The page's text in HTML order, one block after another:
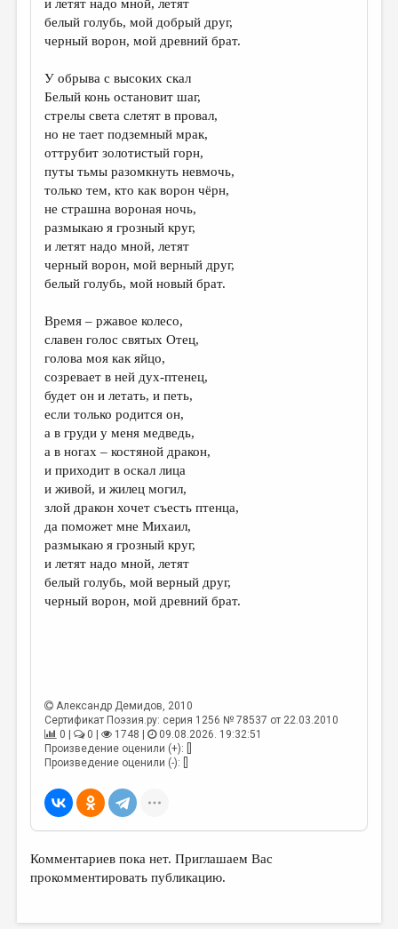
ПЕРЕВОДЫ
ДЕТСКАЯ КОМНАТА
КНИЖНАЯ ПОЛКА
ОБЗОР ЛИТЕРАТУРЫ
СТРАНИЦЫ ПАМЯТИ
ОБЪЯВЛЕНИЯ
КОЛОНКА РЕДАКТОРА
РЕДКОЛЛЕГИЯ
ОТ РЕДАКЦИИ
МАЛАЯ ПРОЗА
ЭССЕИСТИКА
ЛИТЕРАТУРОВЕДЕНИЕ
КУЛЬТУРОВЕДЕНИЕ
ПУБЛИЦИСТИКА
РЕЦЕНЗИРОВАНИЕ
ЦИКЛЫ ПУБЛИКАЦИЙ
ТРЕДИАКОВСКИЙ
МЕДИА
и летят надо мной, летят
белый голубь, мой добрый друг,
черный ворон, мой древний брат.
У обрыва с высоких скал
Белый конь остановит шаг,
стрелы света слетят в провал,
но не тает подземный мрак,
оттрубит золотистый горн,
путы тьмы разомкнуть невмочь,
только тем, кто как ворон чёрн,
не страшна вороная ночь,
размыкаю я грозный круг,
и летят надо мной, летят
черный ворон, мой верный друг,
белый голубь, мой новый брат.
Время – ржавое колесо,
славен голос святых Отец,
голова моя как яйцо,
созревает в ней дух-птенец,
будет он и летать, и петь,
если только родится он,
а в груди у меня медведь,
а в ногах – костяной дракон,
и приходит в оскал лица
и живой, и жилец могил,
злой дракон хочет съесть птенца,
да поможет мне Михаил,
размыкаю я грозный круг,
и летят надо мной, летят
белый голубь, мой верный друг,
черный ворон, мой древний брат.
Александр Демидов, 2010
Сертификат Поэзия.ру: серия 1256 № 78537 от 22.03.2010
0 |
0 | 1748 |
09.08.2026. 19:32:51
Произведение оценили (+): []
Произведение оценили (-): []
Комментариев пока нет. Приглашаем Вас
прокомментировать публикацию.